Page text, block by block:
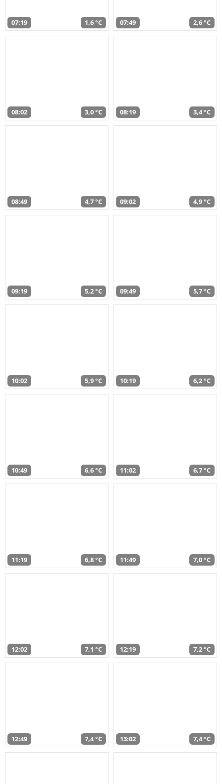
07:19 1,6 °C 07:49 2,6 °C
08:02 3,0 °C 08:19 3,4 °C
08:49 4,7 °C 09:02 4,9 °C
09:19 5,2 °C 09:49 5,7 °C
10:02 5,9 °C 10:19 6,2 °C
10:49 6,6 °C 11:02 6,7 °C
11:19 6,8 °C 11:49 7,0 °C
12:02 7,1 °C 12:19 7,2 °C
12:49 7,4 °C 13:02 7,4 °C